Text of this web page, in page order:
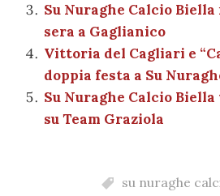
Su Nuraghe Calcio
sera a Gaglianico
Vittoria del Cagliari e
doppia festa a Su
Su Nuraghe Calcio
su Team Graziola
su nuraghe